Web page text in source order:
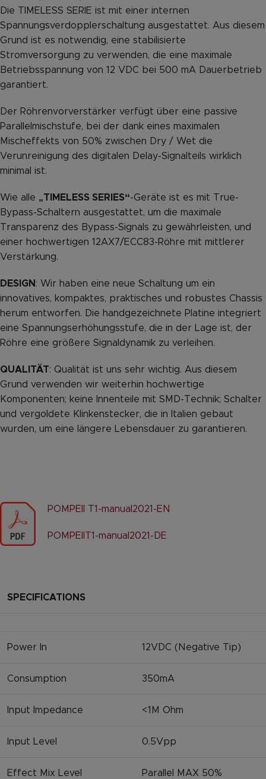
Die TIMELESS SERIE ist mit einer internen
Spannungsverdopplerschaltung ausgestattet. Aus diesem
Grund ist es notwendig, eine stabilisierte
Stromversorgung zu verwenden, die eine maximale
Betriebsspannung von 12 VDC bei 500 mA Dauerbetrieb
garantiert.
Der Röhrenvorverstärker verfügt über eine passive
Parallelmischstufe, bei der dank eines maximalen
Mischeffekts von 50% zwischen Dry / Wet die
Verunreinigung des digitalen Delay-Signalteils wirklich
minimal ist.
Wie alle „TIMELESS SERIES“-Geräte ist es mit True-
Bypass-Schaltern ausgestattet, um die maximale
Transparenz des Bypass-Signals zu gewährleisten, und
einer hochwertigen 12AX7/ECC83-Röhre mit mittlerer
Verstärkung.
DESIGN : Wir haben eine neue Schaltung um ein
innovatives, kompaktes, praktisches und robustes Chassis
herum entworfen. Die handgezeichnete Platine integriert
eine Spannungserhöhungsstufe, die in der Lage ist, der
Röhre eine größere Signaldynamik zu verleihen.
QUALITÄT: Qualität ist uns sehr wichtig. Aus diesem
Grund verwenden wir weiterhin hochwertige
Komponenten; keine Innenteile mit SMD-Technik; Schalter
und vergoldete Klinkenstecker, die in Italien gebaut
wurden, um eine längere Lebensdauer zu garantieren.
POMPEII T1-manual2021 -EN
POMPEIIT1-manual2021-DE
SPECIFICATIONS
Power In 12VDC (Negative Tip)
Consumption 350mA
Input Impedance <1M Ohm
Input Level 0.5Vpp
Effect Mix Level Parallel MAX 50%